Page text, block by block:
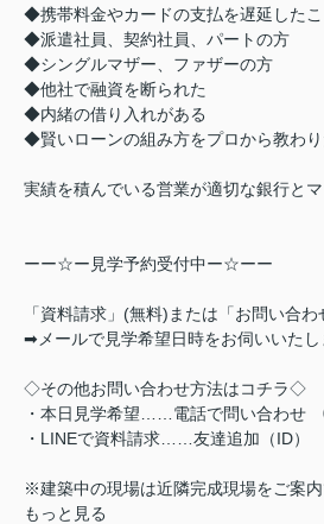
◆携帯料金やカードの支払を遅延した
◆派遣社員、契約社員、パートの方
◆シングルマザー、ファザーの方
◆他社で融資を断られた
◆内緒の借り入れがある
◆賢いローンの組み方をプロから教わ
実績を積んでいる営業が適切な銀行と
ーー☆ー見学予約受付中ー☆ーー
「資料請求」(無料)または「お問い合
➡メールで見学希望日時をお伺いいたし
◇その他お問い合わせ方法はコチラ◇
・本日見学希望……電話で問い合わせ
・LINEで資料請求……友達追加（ID）
※建築中の現場は近隣完成現場をご案内
もっと見る